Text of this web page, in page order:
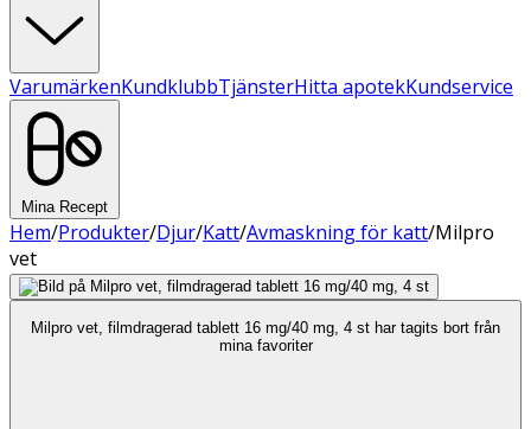
VarumärkenKundklubbTjänsterHitta apotekKundservice
Mina Recept
Hem/Produkter/Djur/Katt/Avmaskning för katt/Milpro
vet
Milpro vet, filmdragerad tablett 16 mg/40 mg, 4 st har tagits bort från
mina favoriter